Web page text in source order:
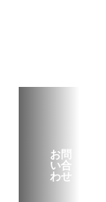
お問
い合
わせ